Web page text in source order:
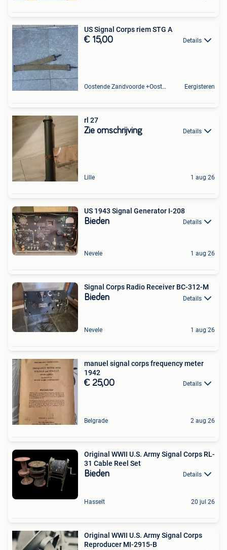
US Signal Corps riem STG A
€ 15,00 Details
Oostende Zandvoorde +Oostende Eergisteren
rl 27
Zie omschrijving Details
Lille 1 aug 26
US 1943 Signal Generator I-208
Bieden Details
Nevele 1 aug 26
Signal Corps Radio Receiver BC-312-M
Bieden Details
Nevele 1 aug 26
manuel signal corps frequency meter
1942
€ 25,00 Details
Belgrade 2 aug 26
Original WWII U.S. Army Signal Corps RL-
31 Cable Reel Set
Bieden Details
Hasselt 20 jul 26
Original WWII U.S. Army Signal Corps
Reproducer MI-2915-B